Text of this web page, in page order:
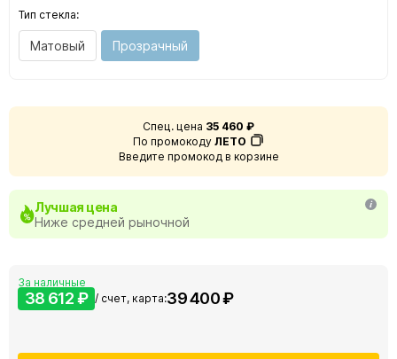
Тип стекла:
Матовый Прозрачный
Спец. цена 35 460 ₽
По промокоду ЛЕТО
Введите промокод в корзине
Лучшая цена
Ниже средней рыночной
За наличные
38 612 ₽ / счет, карта:39 400 ₽